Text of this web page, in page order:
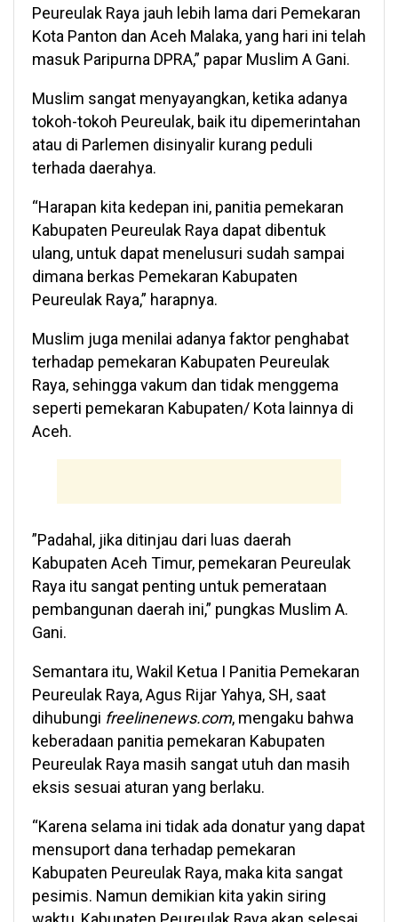
Peureulak Raya jauh lebih lama dari Pemekaran
Kota Panton dan Aceh Malaka, yang hari ini telah
masuk Paripurna DPRA,” papar Muslim A Gani.
Muslim sangat menyayangkan, ketika adanya
tokoh-tokoh Peureulak, baik itu dipemerintahan
atau di Parlemen disinyalir kurang peduli
terhada daerahya.
“Harapan kita kedepan ini, panitia pemekaran
Kabupaten Peureulak Raya dapat dibentuk
ulang, untuk dapat menelusuri sudah sampai
dimana berkas Pemekaran Kabupaten
Peureulak Raya,” harapnya.
Muslim juga menilai adanya faktor penghabat
terhadap pemekaran Kabupaten Peureulak
Raya, sehingga vakum dan tidak menggema
seperti pemekaran Kabupaten/ Kota lainnya di
Aceh.
”Padahal, jika ditinjau dari luas daerah
Kabupaten Aceh Timur, pemekaran Peureulak
Raya itu sangat penting untuk pemerataan
pembangunan daerah ini,” pungkas Muslim A.
Gani.
Semantara itu, Wakil Ketua I Panitia Pemekaran
Peureulak Raya, Agus Rijar Yahya, SH, saat
dihubungi freelinenews.com, mengaku bahwa
keberadaan panitia pemekaran Kabupaten
Peureulak Raya masih sangat utuh dan masih
eksis sesuai aturan yang berlaku.
“Karena selama ini tidak ada donatur yang dapat
mensuport dana terhadap pemekaran
Kabupaten Peureulak Raya, maka kita sangat
pesimis. Namun demikian kita yakin siring